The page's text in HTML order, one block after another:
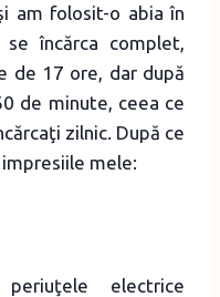
am folosit-o abia în
încărca complet,
de 17 ore, dar după
de minute, ceea ce
zilnic. După ce
mele:
electrice